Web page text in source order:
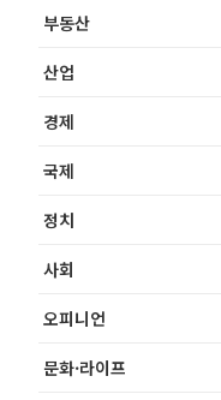
부동산
산업
경제
국제
정치
사회
오피니언
문화·라이프